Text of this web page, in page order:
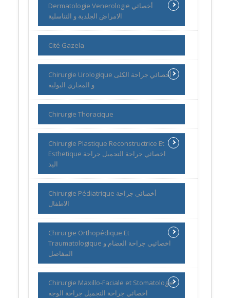
Dermatologie Venerologie أخصائي
الامراض الجلدية و التناسلية
Cité Gazela
Chirurgie Urologique أخصائي جراحة الكلى
و المجاري البولية
Chirurgie Thoracique
Chirurgie Plastique Reconstructrice Et
Esthetique اخصائي جراحة التجميل جراحة
اليد
Chirurgie Pédiatrique أخصائي جراحة
الاطفال
Chirurgie Orthopédique Et
Traumatologique اخصائيي جراحة العضام و
المفاصل
Chirurgie Maxillo-Faciale et Stomatologie
اخصائي جراحة التجميل جراحة الوجه